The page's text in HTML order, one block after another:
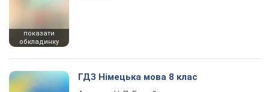
показати
обкладинку
ГДЗ Німецька мова 8 клас